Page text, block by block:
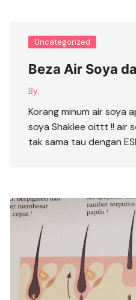
Uncategorized
Beza Air Soya
By:
Korang minum air soya
soya Shaklee oittt !! air
tak sama tau dengan